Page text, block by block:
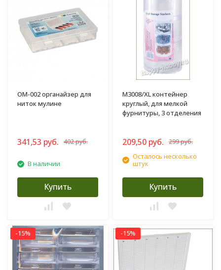
ОМ-002 органайзер для
ниток мулине
341,53 руб. 402 руб.
В наличии
Купить
M3008/XL контейнер
круглый, для мелкой
фурнитуры, 3 отделения
209,50 руб. 299 руб.
Осталось несколько
штук
Купить
-15% -15%